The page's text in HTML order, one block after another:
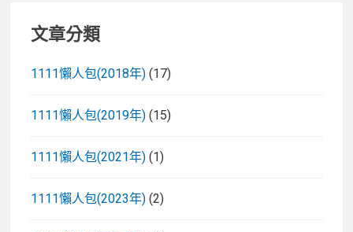
文章分類
1111懶人包(2018年) (17)
1111懶人包(2019年) (15)
1111懶人包(2021年) (1)
1111懶人包(2023年) (2)